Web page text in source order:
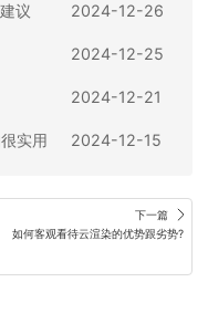
议
2024-12-26
2024-12-25
2024-12-21
实用 2024-12-15
下一篇
如何客观看待云渲染的优势跟劣势?